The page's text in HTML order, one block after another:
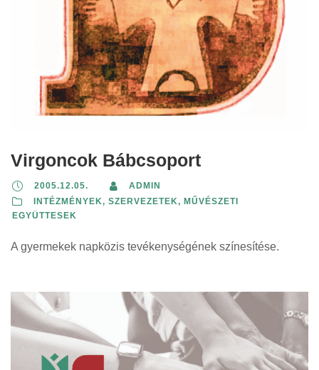
Virgoncok Bábcsoport
2005.12.05.
ADMIN
INTÉZMÉNYEK, SZERVEZETEK, MŰVÉSZETI
EGYÜTTESEK
A gyermekek napközis tevékenységének színesítése.